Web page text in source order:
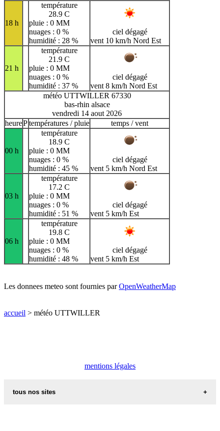
18 h
température
28.9 C
pluie : 0 MM
nuages : 0 %
humidité : 28 %
ciel dégagé
vent 10 km/h Nord Est
21 h
température
21.9 C
pluie : 0 MM
nuages : 0 %
humidité : 37 %
ciel dégagé
vent 8 km/h Nord Est
météo UTTWILLER 67330
bas-rhin alsace
vendredi 14 aout 2026
heurePtempératures / pluie temps / vent
00 h
température
18.9 C
pluie : 0 MM
nuages : 0 %
humidité : 45 %
ciel dégagé
vent 5 km/h Nord Est
03 h
température
17.2 C
pluie : 0 MM
nuages : 0 %
humidité : 51 %
ciel dégagé
vent 5 km/h Est
06 h
température
19.8 C
pluie : 0 MM
nuages : 0 %
humidité : 48 %
ciel dégagé
vent 5 km/h Est
Les donnees meteo sont fournies parOpenWeatherMap
accueil > météo UTTWILLER
mentions légales
tous nos sites